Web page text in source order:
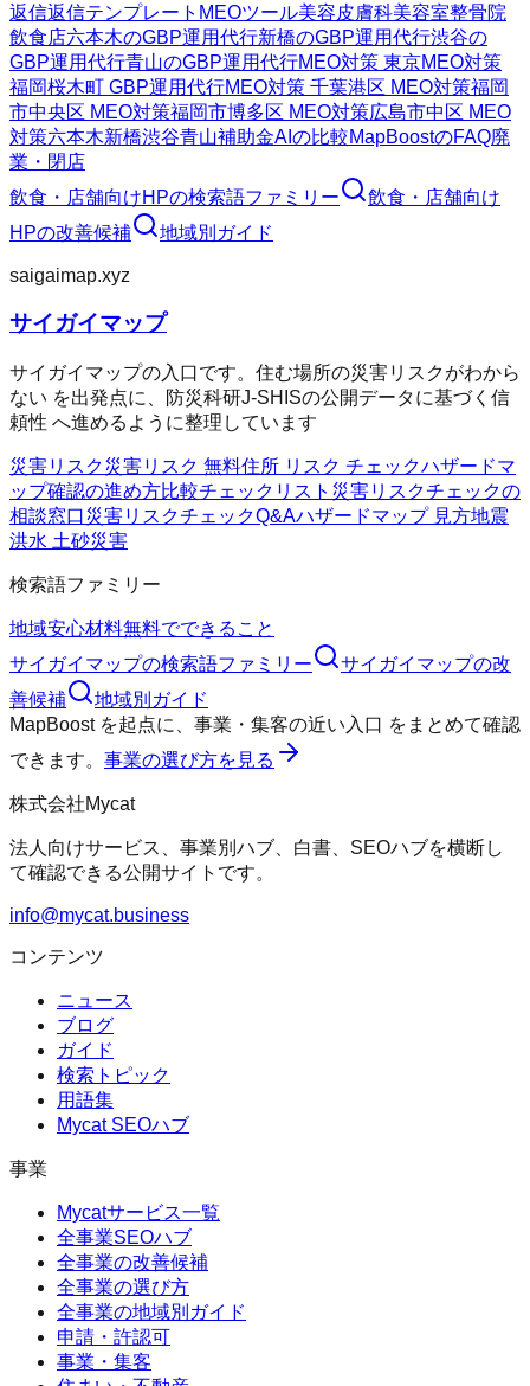
返信返信テンプレート MEOツール美容皮膚科美容室整骨院
飲食店六本木のGBP運用代行新橋のGBP運用代行渋谷の
GBP運用代行青山のGBP運用代行MEO対策 東京MEO対策
福岡桜木町 GBP運用代行MEO対策 千葉港区 MEO対策福岡
市中央区 MEO対策福岡市博多区 MEO対策広島市中区 MEO
対策六本木新橋渋谷青山補助金AIの比較MapBoostのFAQ廃
業・閉店
飲食・店舗向けHPの検索語ファミリー
飲食・店舗向け
HPの改善候補 地域別ガイド
saigaimap.xyz
サイガイマップ
サイガイマップの入口です。住む場所の災害リスクがわから
ない を出発点に、防災科研J-SHISの公開データに基づく信
頼性 へ進めるように整理しています
災害リスク災害リスク 無料住所 リスク チェックハザードマ
ップ確認の進め方比較チェックリスト 災害リスクチェックの
相談窓口災害リスクチェックQ&Aハザードマップ 見方地震
洪水 土砂災害
検索語ファミリー
地域安心材料無料でできること
サイガイマップの検索語ファミリー サイガイマップの改
善候補
地域別ガイド
MapBoostを起点に、 事業・集客の近い入口 をまとめて確認
できます。 事業の選び方を見る
株式会社Mycat
法人向けサービス、事業別ハブ、白書、SEOハブを横断し
て確認できる公開サイトです。
info@mycat.business
コンテンツ
ニュース
ブログ
ガイド
検索トピック
用語集
Mycat SEOハブ
事業
Mycatサービス一覧
全事業SEOハブ
全事業の改善候補
全事業の選び方
全事業の地域別ガイド
申請・許認可
事業・集客